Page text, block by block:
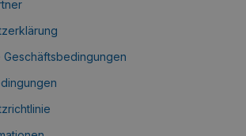
Geschäftsbedingungen